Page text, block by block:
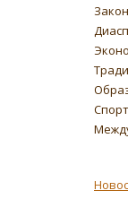
Спорт